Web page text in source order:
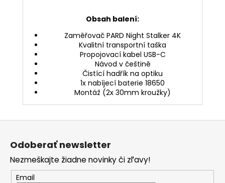
Obsah balení:
Zaměřovač PARD Night Stalker 4K
Kvalitní transportní taška
Propojovací kabel USB-C
Návod v češtině
Čistící hadřík na optiku
1x nabíjecí baterie 18650
Montáž (2x 30mm kroužky)
Z
Odoberať newsletter
Nezmeškajte žiadne novinky či zľavy!
Email